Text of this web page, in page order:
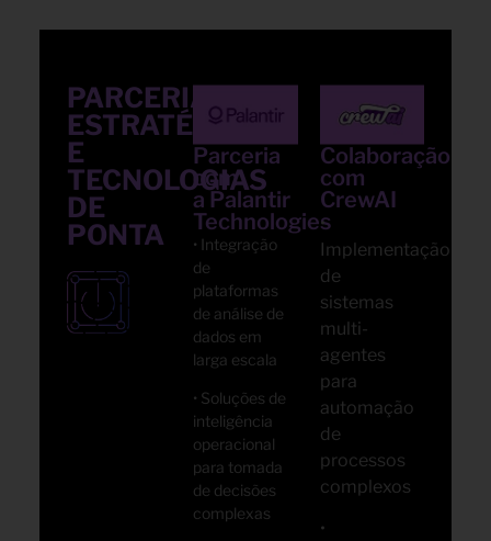
PARCERIAR
ESTRATÉGICAS
E
TECNOLOGIAS
DE
PONTA
Parceria
com
a Palantir
Technologies
• Integração
de
plataformas
de análise de
dados em
larga escala
• Soluções de
inteligência
operacional
para tomada
de decisões
complexas
Colaboração
com
CrewAI
•
Implementação
de
sistemas
multi-
agentes
para
automação
de
processos
complexos
•